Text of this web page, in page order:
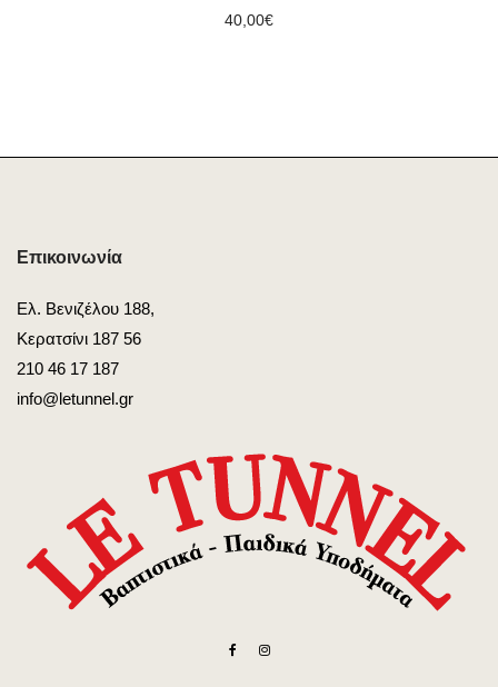
40,00€
Επικοινωνία
Ελ. Βενιζέλου 188,
Κερατσίνι 187 56
210 46 17 187
info@letunnel.gr